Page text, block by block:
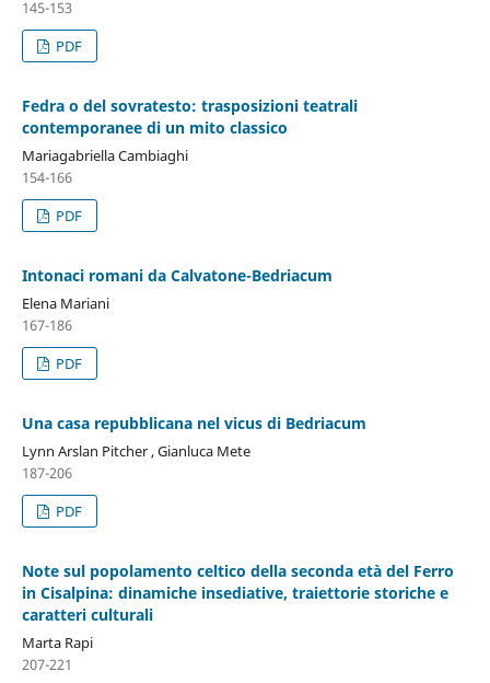
145-153
PDF
Fedra o del sovratesto: trasposizioni teatrali
contemporanee di un mito classico
Mariagabriella Cambiaghi
154-166
PDF
Intonaci romani da Calvatone-Bedriacum
Elena Mariani
167-186
PDF
Una casa repubblicana nel vicus di Bedriacum
Lynn Arslan Pitcher , Gianluca Mete
187-206
PDF
Note sul popolamento celtico della seconda età del Ferro
in Cisalpina: dinamiche insediative, traiettorie storiche e
caratteri culturali
Marta Rapi
207-221